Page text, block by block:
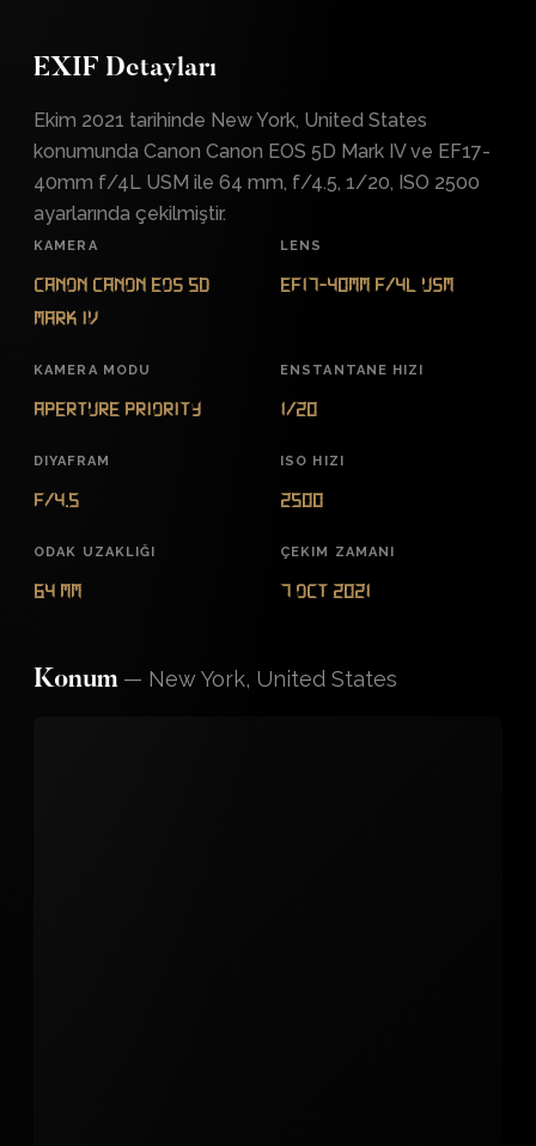
EXIF Detayları
Ekim 2021 tarihinde New York, United States
konumunda Canon Canon EOS 5D Mark IV ve EF17-
40mm f/4L USM ile 64 mm, f/4.5, 1/20, ISO 2500
ayarlarında çekilmiştir.
KAMERA
Canon Canon EOS 5D
Mark IV
LENS
EF17-40mm f/4L USM
KAMERA MODU
Aperture Priority
ENSTANTANE HIZI
1/20
DIYAFRAM
f/4.5
ISO HIZI
2500
ODAK UZAKLIĞI
64 mm
ÇEKIM ZAMANI
7 Oct 2021
Konum — New York, United States